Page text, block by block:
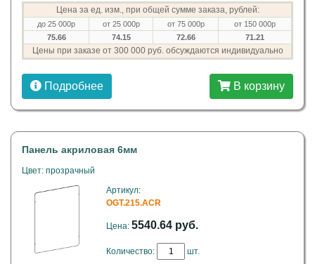
Цена за ед. изм., при общей сумме заказа, рублей:
до 25 000р от 25 000р от 75 000р
от 150 000р
75.66
74.15 72.66 71.21
Цены при заказе от 300 000 руб. обсуждаются индивидуально
Подробнее В корзину
Панель акриловая 6мм
Цвет: прозрачный
Артикул:
OGT.215.ACR
Цена: 5540.64 руб.
Количество: шт.